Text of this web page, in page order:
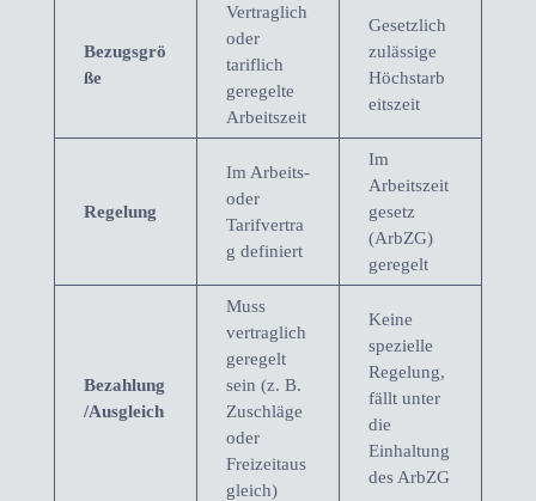
Bezugsgrö
ße
Vertraglich
oder
tariflich
geregelte
Arbeitszeit
Gesetzlich
zulässige
Höchstarb
eitszeit
Regelung
Im Arbeits-
oder
Tarifvertra
g definiert
Im
Arbeitszeit
gesetz
(ArbZG)
geregelt
Bezahlung
/Ausgleich
Muss
vertraglich
geregelt
sein (z. B.
Zuschläge
oder
Freizeitaus
gleich)
Keine
spezielle
Regelung,
fällt unter
die
Einhaltung
des ArbZG